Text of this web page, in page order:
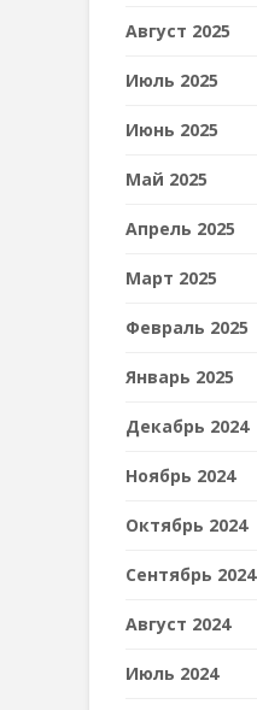
Август 2025
Июль 2025
Июнь 2025
Май 2025
Апрель 2025
Март 2025
Февраль 2025
Январь 2025
Декабрь 2024
Ноябрь 2024
Октябрь 2024
Сентябрь 2024
Август 2024
Июль 2024